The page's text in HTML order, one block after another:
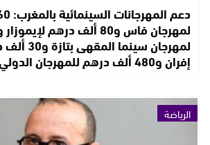
لمهرجان
إفران و480 ألف درهم للمهرجان الدولي للفيلم…
الرياضة